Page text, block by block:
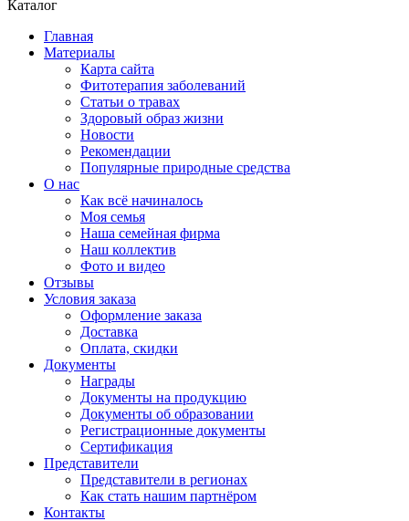
Каталог
Главная
Материалы
Карта сайта
Фитотерапия заболеваний
Статьи о травах
Здоровый образ жизни
Новости
Рекомендации
Популярные природные средства
О нас
Как всё начиналось
Моя семья
Наша семейная фирма
Наш коллектив
Фото и видео
Отзывы
Условия заказа
Оформление заказа
Доставка
Оплата, скидки
Документы
Награды
Документы на продукцию
Документы об образовании
Регистрационные документы
Сертификация
Представители
Представители в регионах
Как стать нашим партнёром
Контакты